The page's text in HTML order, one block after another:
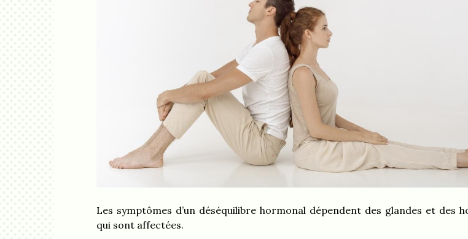
Les symptômes d’un déséquilibre hormonal dépendent des glandes et des
qui sont affectées.